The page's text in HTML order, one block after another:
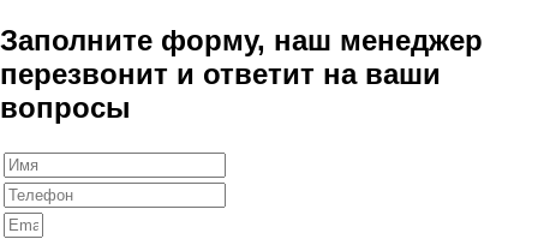
Заполните форму, наш менеджер
перезвонит и ответит на ваши
вопросы